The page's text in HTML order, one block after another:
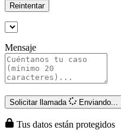
Reintentar
Mensaje
Solicitar llamada Enviando...
Tus datos están protegidos